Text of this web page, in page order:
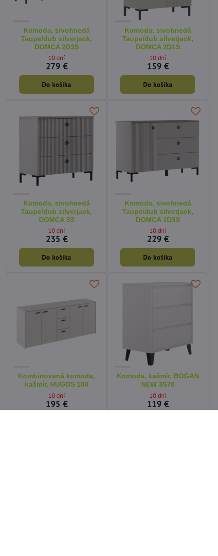
Komoda, sivohnedá
Taupe/dub silverjack,
DOMCA 2D3S
10 dní
279 €
Do košíka
Komoda, sivohnedá
Taupe/dub silverjack,
DOMCA 2D1S
10 dní
159 €
Do košíka
Komoda, sivohnedá
Taupe/dub silverjack,
DOMCA 3S
10 dní
235 €
Do košíka
Komoda, sivohnedá
Taupe/dub silverjack,
DOMCA 1D3S
10 dní
229 €
Do košíka
Kombinovaná komoda,
kašmír, HUGOS 180
10 dní
195 €
Komoda, kašmír, BOGAN
NEW 3S70
10 dní
119 €